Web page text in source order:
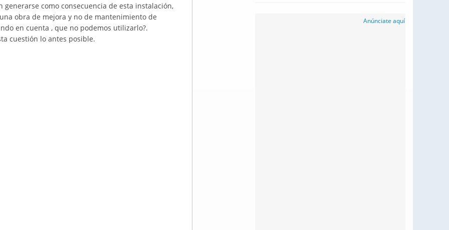
como consecuencia de esta instalación,
obra de mejora y no de mantenimiento de
en cuenta , que no podemos utilizarlo?.
cuestión lo antes posible.
Anúnciate aquí